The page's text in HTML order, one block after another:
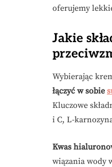
oferujemy
Jakie
Wybierając
łączyć w sobie
Kluczowe
i C, L-
Kwas
wiązania wody